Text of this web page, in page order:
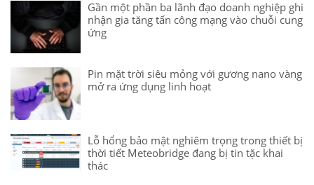
Gần một phần ba lãnh đạo doanh nghiệp ghi
nhận gia tăng tấn công mạng vào chuỗi cung
ứng
Pin mặt trời siêu mỏng với gương nano vàng
mở ra ứng dụng linh hoạt
Lỗ hổng bảo mật nghiêm trọng trong thiết bị
thời tiết Meteobridge đang bị tin tặc khai
thác